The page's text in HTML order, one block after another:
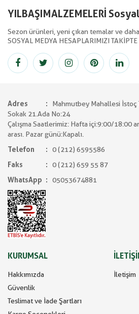
YILBAŞIMALZEMELERİ
Sezon ürünleri, yeni çıkan temalar ve
SOSYAL MEDYA HESAPLARIMIZI
Adres
Mahmutbey Mahallesi İstoç
Sokak 21.Ada No:24
Çalışma Saatlerimiz: Hafta içi:9:00/18:00
arası. Pazar günü:Kapalı.
Telefon
0 (212) 6595586
Faks
0 (212) 659 55 87
WhatsApp
05053674881
KURUMSAL
Hakkımızda
Güvenlik
Teslimat ve İade Şartları
İletişim